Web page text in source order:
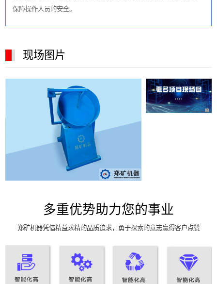
保障操作人员的安全。
现场图片
多重优势助力您的事业
郑矿机器凭借精益求精的品质追求，勇于探索的意志赢得客户点赞